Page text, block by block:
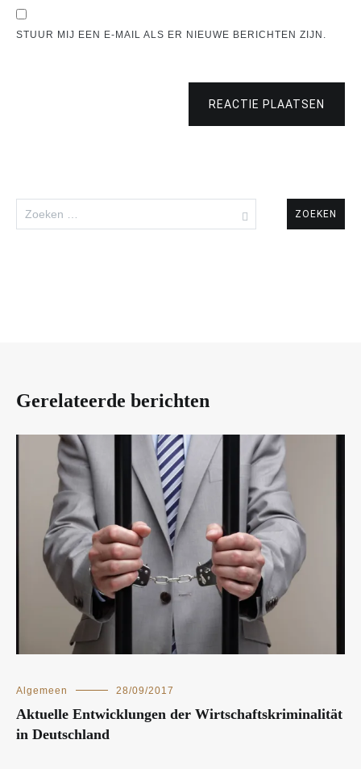
STUUR MIJ EEN E-MAIL ALS ER NIEUWE BERICHTEN ZIJN.
REACTIE PLAATSEN
naar:
Gerelateerde berichten
Algemeen 28/09/2017
Aktuelle Entwicklungen der Wirtschaftskriminalität
in Deutschland